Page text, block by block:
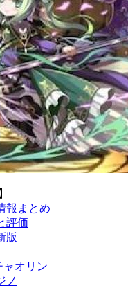
報まとめ
評価
版
ャオリン
ノ